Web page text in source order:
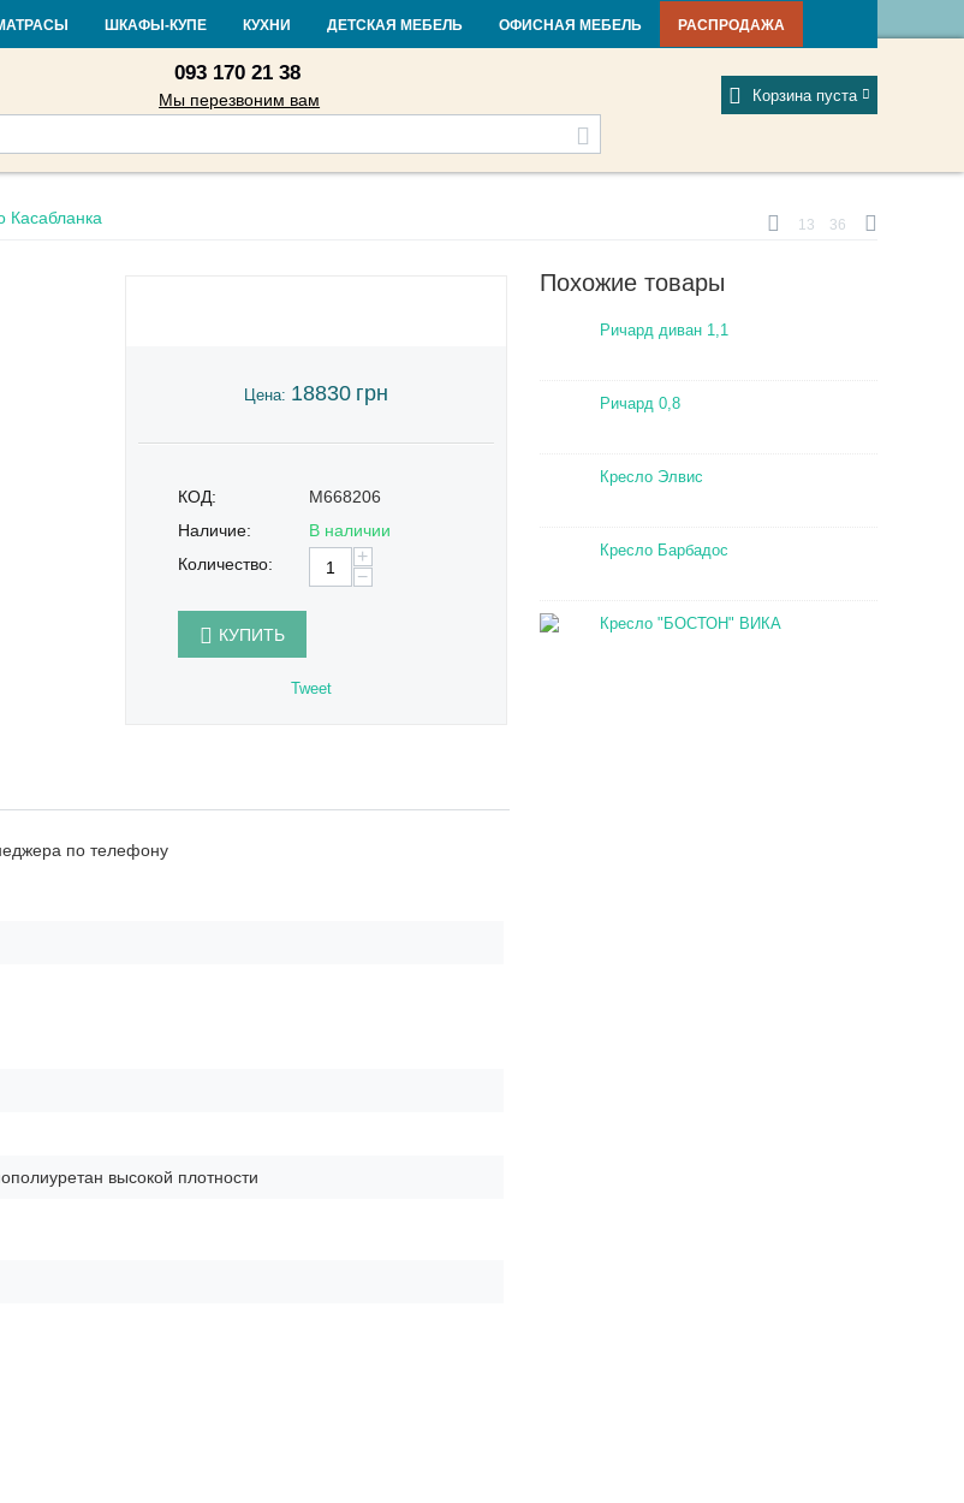
Мой профиль
и оплата Гарантия и возврат Кредит Статьи и новости Фабрики Отзывы
093 170 21 38
Мы перезвоним вам Корзина пуста
ШКАФЫ-КУПЕ КУХНИ ДЕТСКАЯ МЕБЕЛЬ ОФИСНАЯ МЕБЕЛЬ РАСПРОДАЖА
Касабланка 13 36
Цена: 18830 грн
КОД:
M668206
Наличие:
В наличии
Количество:
+
−
КУПИТЬ
Tweet
по телефону
высокой плотности
Похожие товары
Ричард диван 1,1
Ричард 0,8
Кресло Элвис
Кресло Барбадос
Кресло "БОСТОН" ВИКА